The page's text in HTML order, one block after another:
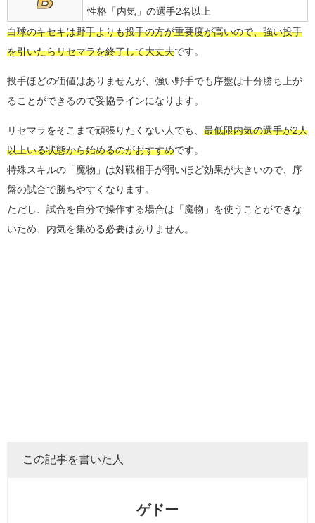
性格「内気」の選手2名以上
白球のキセキは野手よりも投手の方が重要度が高いので、強い投手
を引いたらリセマラを終了して大丈夫です。
投手ほどの価値はありませんが、強い野手でも序盤は十分勝ち上が
ることができるので妥協ラインになります。
リセマラをそこまで頑張りたくない人でも、 最低限内気の選手が2人
以上いる状態から始めるのがおすすめです。
特殊スキルの「魔物」は対戦相手が弱いほど効果が大きいので、序
盤の試合で勝ちやすくなります。
ただし、試合を自分で操作する場合は「魔物」を使うことができな
いため、内気を集める必要はありません。
この記事を書いた人
ゲドー